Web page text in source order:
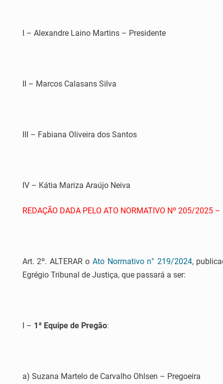
I – Alexandre Laino Martins – Presidente
II – Marcos Calasans Silva
III – Fabiana Oliveira dos Santos
IV – Kátia Mariza Araújo Neiva
REDAÇÃO DADA PELO ATO NORMATIVO Nº 205/2025
Art. 2º. ALTERAR o Ato Normativo n° 219/2024,
Egrégio Tribunal de Justiça, que passará a ser:
I – 1ª Equipe de Pregão:
a) Suzana Martelo de Carvalho Ohlsen – Pregoeira